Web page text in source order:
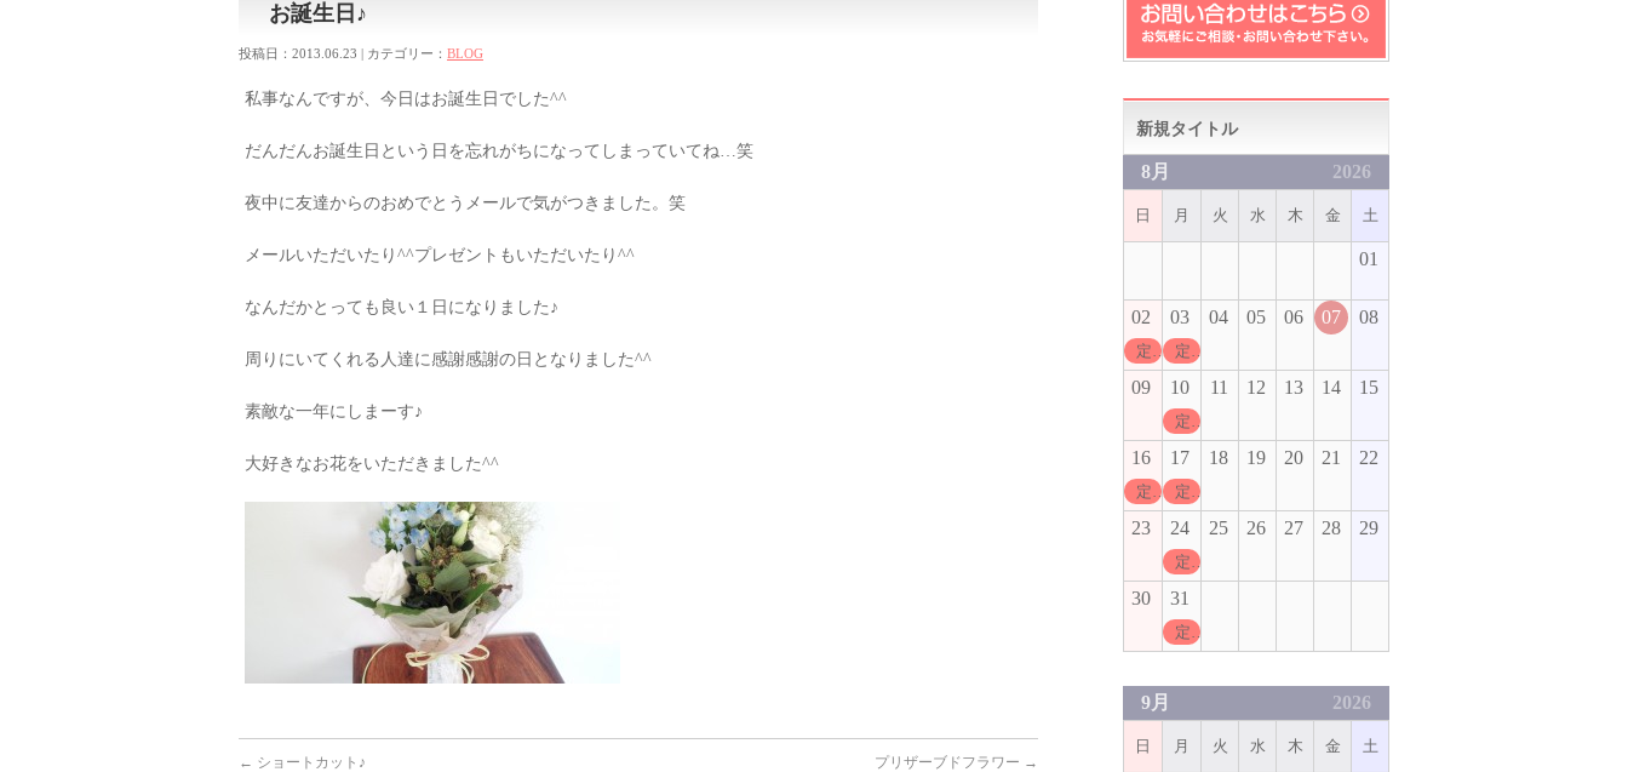
お誕生日♪
投稿日：2013.06.23 | カテゴリー： BLOG
私事なんですが、今日はお誕生日でした^^
だんだんお誕生日という日を忘れがちになってしまっていてね…笑
夜中に友達からのおめでとうメールで気がつきました。笑
メールいただいたり^^プレゼントもいただいたり^^
なんだかとっても良い１日になりました♪
周りにいてくれる人達に感謝感謝の日となりました^^
素敵な一年にしまーす♪
大好きなお花をいただきました^^
← ショートカット♪ プリザーブドフラワー →
新規タイトル
8月 2026
日 月 火 水 木 金 土
01
02
定休日
03
定休日
04 05 06 07 08
09 10
定休日
11 12 13 14 15
16
定休日
17
定休日
18 19 20 21 22
23 24
定休日
25 26 27 28 29
30 31
定休日
9月 2026
日 月 火 水 木 金 土